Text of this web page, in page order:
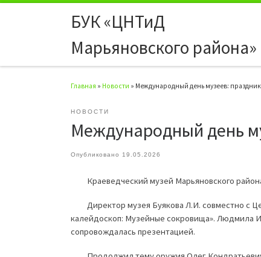
Перейти к содержимомуБУК «ЦНТиД
Марьяновского района»
Главная » Новости » Международный день музеев: праздник
НОВОСТИ
Международный день
Опубликовано 19.05.2026
Краеведческий музей Марьяновского
Директор музея Буякова Л.И. совместно с
калейдоскоп: Музейные сокровища». Людмила
сопровождалась презентацией.